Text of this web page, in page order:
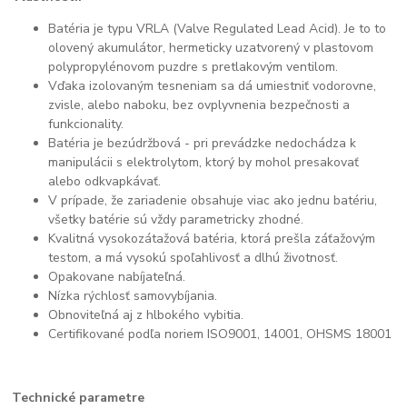
Batéria je typu VRLA (Valve Regulated Lead Acid). Je to to
olovený akumulátor, hermeticky uzatvorený v plastovom
polypropylénovom puzdre s pretlakovým ventilom.
Vďaka izolovaným tesneniam sa dá umiestniť vodorovne,
zvisle, alebo naboku, bez ovplyvnenia bezpečnosti a
funkcionality.
Batéria je bezúdržbová - pri prevádzke nedochádza k
manipulácii s elektrolytom, ktorý by mohol presakovať
alebo odkvapkávať.
V prípade, že zariadenie obsahuje viac ako jednu batériu,
všetky batérie sú vždy parametricky zhodné.
Kvalitná vysokozátažová batéria, ktorá prešla záťažovým
testom, a má vysokú spoľahlivosť a dlhú životnosť.
Opakovane nabíjateľná.
Nízka rýchlosť samovybíjania.
Obnoviteľná aj z hlbokého vybitia.
Certifikované podľa noriem ISO9001, 14001, OHSMS 18001
Technické parametre